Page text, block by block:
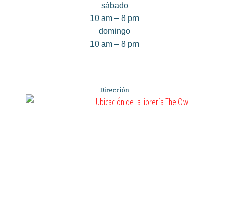
sábado
10 am – 8 pm
domingo
10 am – 8 pm
Dirección